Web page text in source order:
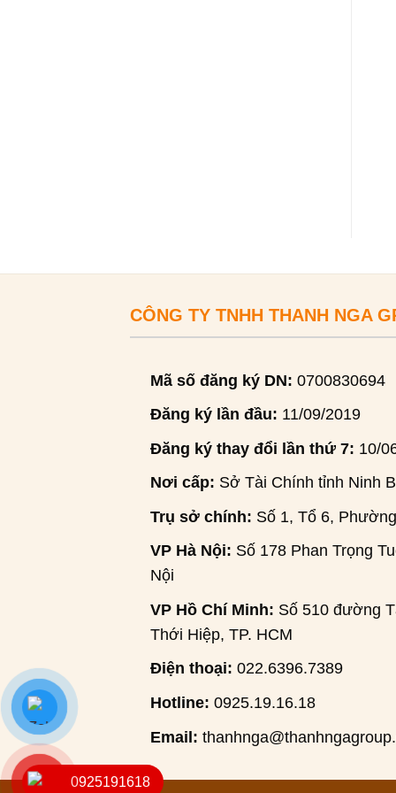
CÔNG TY TNHH THANH NGA
Mã số đăng ký DN: 0700830694
Đăng ký lần đầu: 11/09/2019
Đăng ký thay đổi lần thứ 7: 10/
Nơi cấp: Sở Tài Chính tỉnh Ninh
Trụ sở chính: Số 1, Tổ 6,
VP Hà Nội: Số 178 Phan Trọng
Nội
VP Hồ Chí Minh: Số 510 đường
Thới Hiệp, TP. HCM
Điện thoại: 022.6396.7389
Hotline: 0925.19.16.18
Email:
0925191618